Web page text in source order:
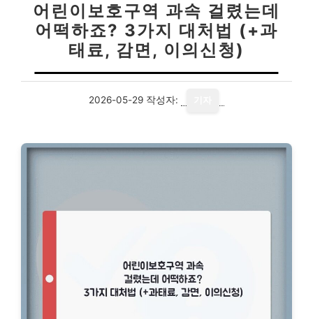
어린이보호구역 과속 걸렸는데
어떡하죠? 3가지 대처법 (+과
태료, 감면, 이의신청)
2026-05-29 작성자: